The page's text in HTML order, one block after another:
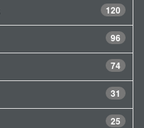
120
96
74
31
25